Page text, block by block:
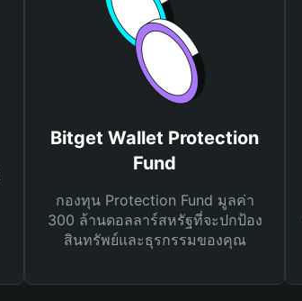
Bitget Wallet Protection
Fund
กองทุน Protection Fund มูลค่า
300 ล้านดอลลาร์สหรัฐที่จะปกป้อง
สินทรัพย์และธุรกรรมของคุณ